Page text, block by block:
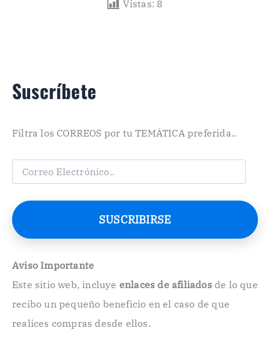
Vistas: 8
Suscríbete
Filtra los CORREOS por tu TEMÁTICA preferida..
C
e
o
e
t
ó
n
SUSCRIBIRSE
Aviso Importante
Este sitio web, incluye enlaces de afiliadosde lo que
recibo un pequeño beneficio en el caso de que
realices compras desde ellos.